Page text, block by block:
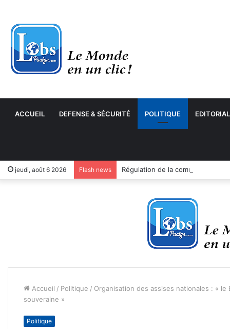
ACCUEIL DEFENSE & SÉCURITÉ POLITIQUE EDITORIAL
jeudi, août 6 2026 Flash news
Accueil / Politique / Organisation des assises nationales : «
souveraine »
Politique